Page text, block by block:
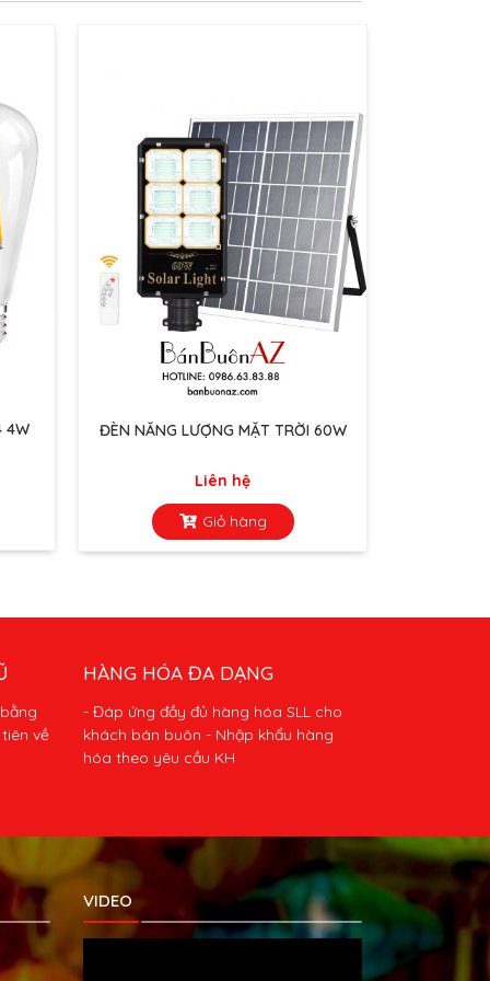
4W ĐÈN NĂNG LƯỢNG MẶT TRỜI 60W
Liên hệ
Giỏ hàng
về
HÀNG HÓA ĐA DẠNG
- Đáp ứng đầy đủ hàng hóa SLL cho
khách bán buôn - Nhập khẩu hàng
hóa theo yêu cầu KH
VIDEO
chơi